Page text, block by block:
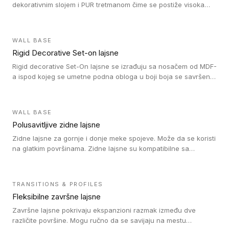
dekorativnim slojem i PUR tretmanom čime se postiže visoka
WALL BASE
Rigid Decorative Set-on lajsne
Rigid decorative Set-On lajsne se izrađuju sa nosačem od MDF-
a ispod kojeg se umetne podna obloga u boji boja se savršeno
WALL BASE
Polusavitljive zidne lajsne
Zidne lajsne za gornje i donje meke spojeve. Može da se koristi
na glatkim površinama. Zidne lajsne su kompatibilne sa
TRANSITIONS & PROFILES
Fleksibilne završne lajsne
Završne lajsne pokrivaju ekspanzioni razmak između dve
različite površine. Mogu ručno da se savijaju na mestu